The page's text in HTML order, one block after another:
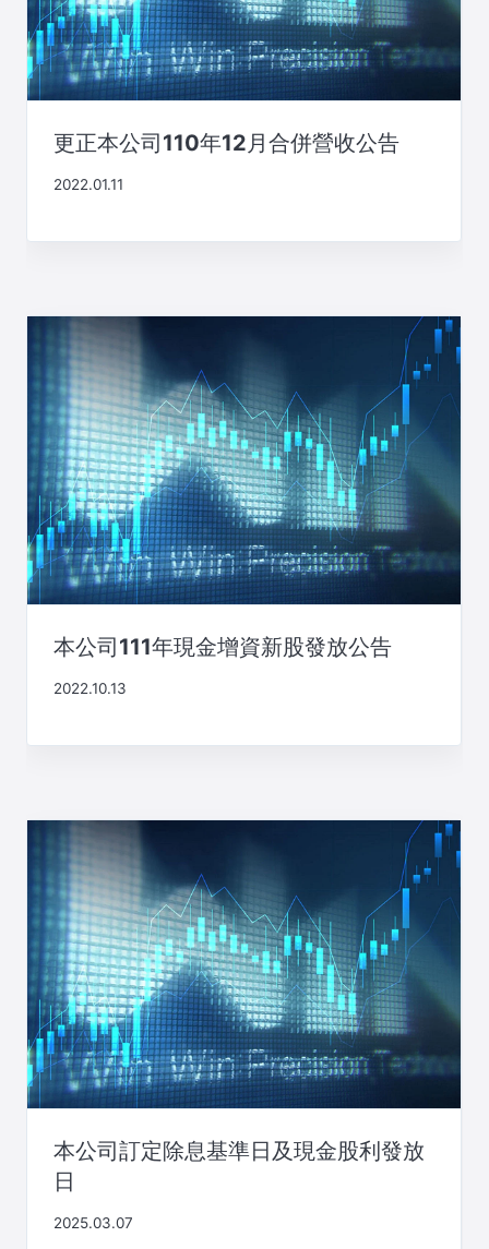
更正本公司110年12月合併營收公告
2022.01.11
本公司111年現金增資新股發放公告
2022.10.13
本公司訂定除息基準日及現金股利發放
日
2025.03.07